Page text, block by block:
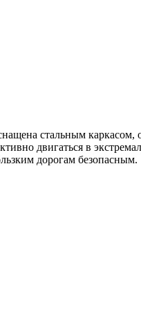
стальным
двигаться в
дорогам безопасным.